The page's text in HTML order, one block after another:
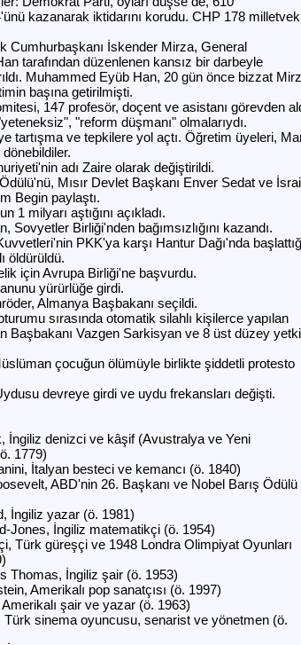
kazanarak iktidarını korudu. CHP 178
Cumhurbaşkanı İskender Mirza, General
tarafından düzenlenen kansız bir darbeyle
Muhammed Eyüb Han, 20 gün önce bizzat
başına getirilmişti.
147 profesör, doçent ve asistanı görevden
"reform düşmanı" olmalarıydı.
tartışma ve tepkilere yol açtı. Öğretim üyeleri,
adı Zaire olarak değiştirildi.
Mısır Devlet Başkanı Enver Sedat ve
Begin paylaştı.
1 milyarı aştığını açıkladı.
Sovyetler Birliği'nden bağımsızlığını kazandı.
PKK'ya karşı Hantur Dağı'nda
öldürüldü.
için Avrupa Birliği'ne başvurdu.
yürürlüğe girdi.
Almanya Başbakanı seçildi.
sırasında otomatik silahlı kişilerce yapılan
Başbakanı Vazgen Sarkisyan ve 8 üst düzey
çocuğun ölümüyle birlikte şiddetli protesto
devreye girdi ve uydu frekansları değişti.
İngiliz denizci ve kâşif (Avustralya ve Yeni
1779)
İtalyan besteci ve kemancı (ö. 1840)
ABD'nin 26. Başkanı ve Nobel Barış Ödülü
İngiliz yazar (ö. 1981)
Jones, İngiliz matematikçi (ö. 1954)
Türk güreşçi ve 1948 Londra Olimpiyat Oyunları
Thomas, İngiliz şair (ö. 1953)
Amerikalı pop sanatçısı (ö. 1997)
şair ve yazar (ö. 1963)
Türk sinema oyuncusu, senarist ve yönetmen (ö.